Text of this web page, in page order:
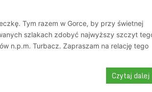
Tym razem w Gorce, by przy świetnej
szlakach zdobyć najwyższy szczyt
n.p.m. Turbacz. Zapraszam na relację tego
Czytaj dalej